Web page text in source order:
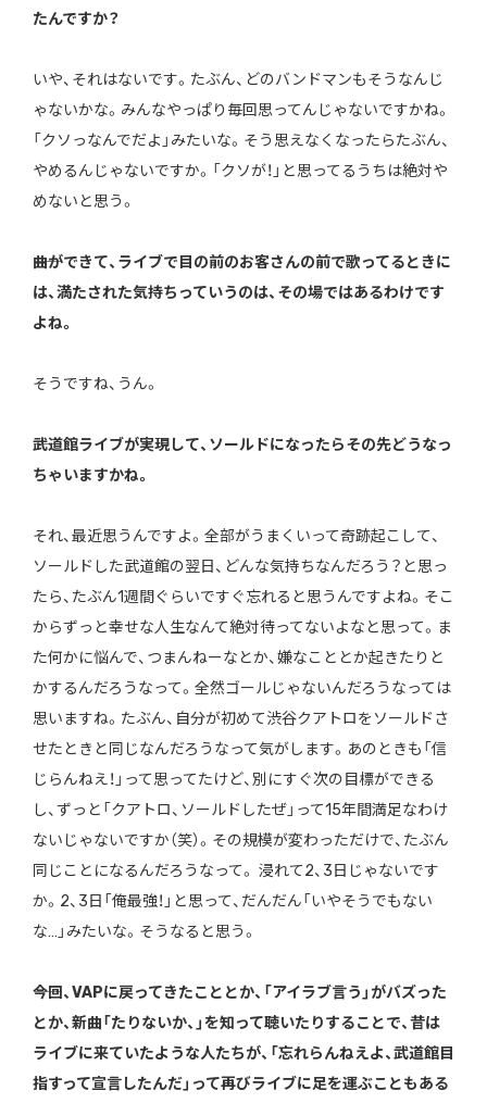
たんですか？
いや、それはないです。たぶん、どのバンドマンもそうなんじ
ゃないかな。みんなやっぱり毎回思ってんじゃないですかね。
「クソっなんでだよ」みたいな。そう思えなくなったらたぶん、
やめるんじゃないですか。「クソが！」と思ってるうちは絶対や
めないと思う。
――曲ができて、ライブで目の前のお客さんの前で歌ってるときに
は、満たされた気持ちっていうのは、その場ではあるわけです
よね。
そうですね、うん。
――武道館ライブが実現して、ソールドになったらその先どうなっ
ちゃいますかね。
それ、最近思うんですよ。全部がうまくいって奇跡起こして、
ソールドした武道館の翌日、どんな気持ちなんだろう？と思っ
たら、たぶん1週間ぐらいですぐ忘れると思うんですよね。そこ
からずっと幸せな人生なんて絶対待ってないよなと思って。ま
た何かに悩んで、つまんねーなとか、嫌なこととか起きたりと
かするんだろうなって。全然ゴールじゃないんだろうなっては
思いますね。たぶん、自分が初めて渋谷クアトロをソールドさ
せたときと同じなんだろうなって気がします。あのときも「信
じらんねえ！」って思ってたけど、別にすぐ次の目標ができる
し、ずっと「クアトロ、ソールドしたぜ」って15年間満足なわけ
ないじゃないですか（笑）。その規模が変わっただけで、たぶん
同じことになるんだろうなって。 浸れて2、3日じゃないです
か。2、3日「俺最強！」と思って、だんだん「いやそうでもない
な…」みたいな。そうなると思う。
――今回、VAPに戻ってきたこととか、「アイラブ言う」がバズった
とか、新曲「たりないか、」を知って聴いたりすることで、昔は
ライブに来ていたような人たちが、「忘れらんねえよ、武道館目
指すって宣言したんだ」って再びライブに足を運ぶこともある